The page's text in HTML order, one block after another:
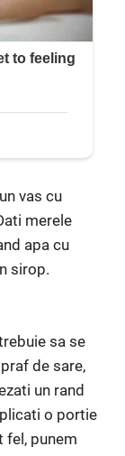
vas cu
merele
apa cu
sirop.
sa se
de sare,
un rand
o portie
fel, punem